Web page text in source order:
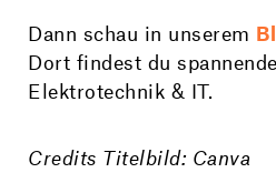
Dann schau in unserem
Dort findest du
Elektrotechnik & IT.
Credits Titelbild: Canva